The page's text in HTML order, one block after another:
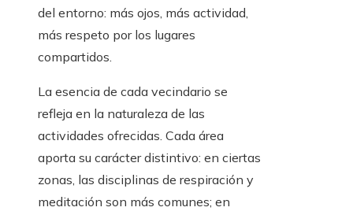
del entorno: más ojos, más actividad,
más respeto por los lugares
compartidos.
La esencia de cada vecindario se
refleja en la naturaleza de las
actividades ofrecidas. Cada área
aporta su carácter distintivo: en ciertas
zonas, las disciplinas de respiración y
meditación son más comunes; en